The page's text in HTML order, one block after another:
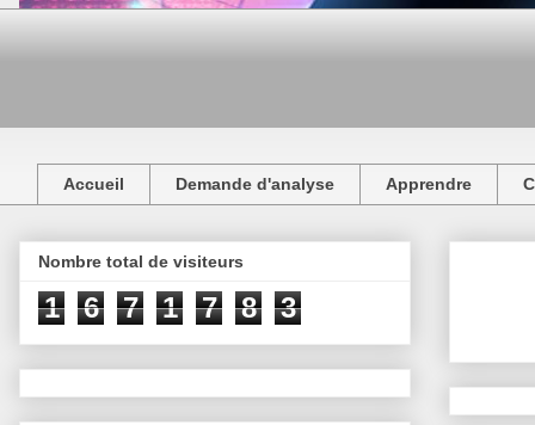
Accueil Demande d'analyse Apprendre
Nombre total de visiteurs
1 6 7 1 7 8 3